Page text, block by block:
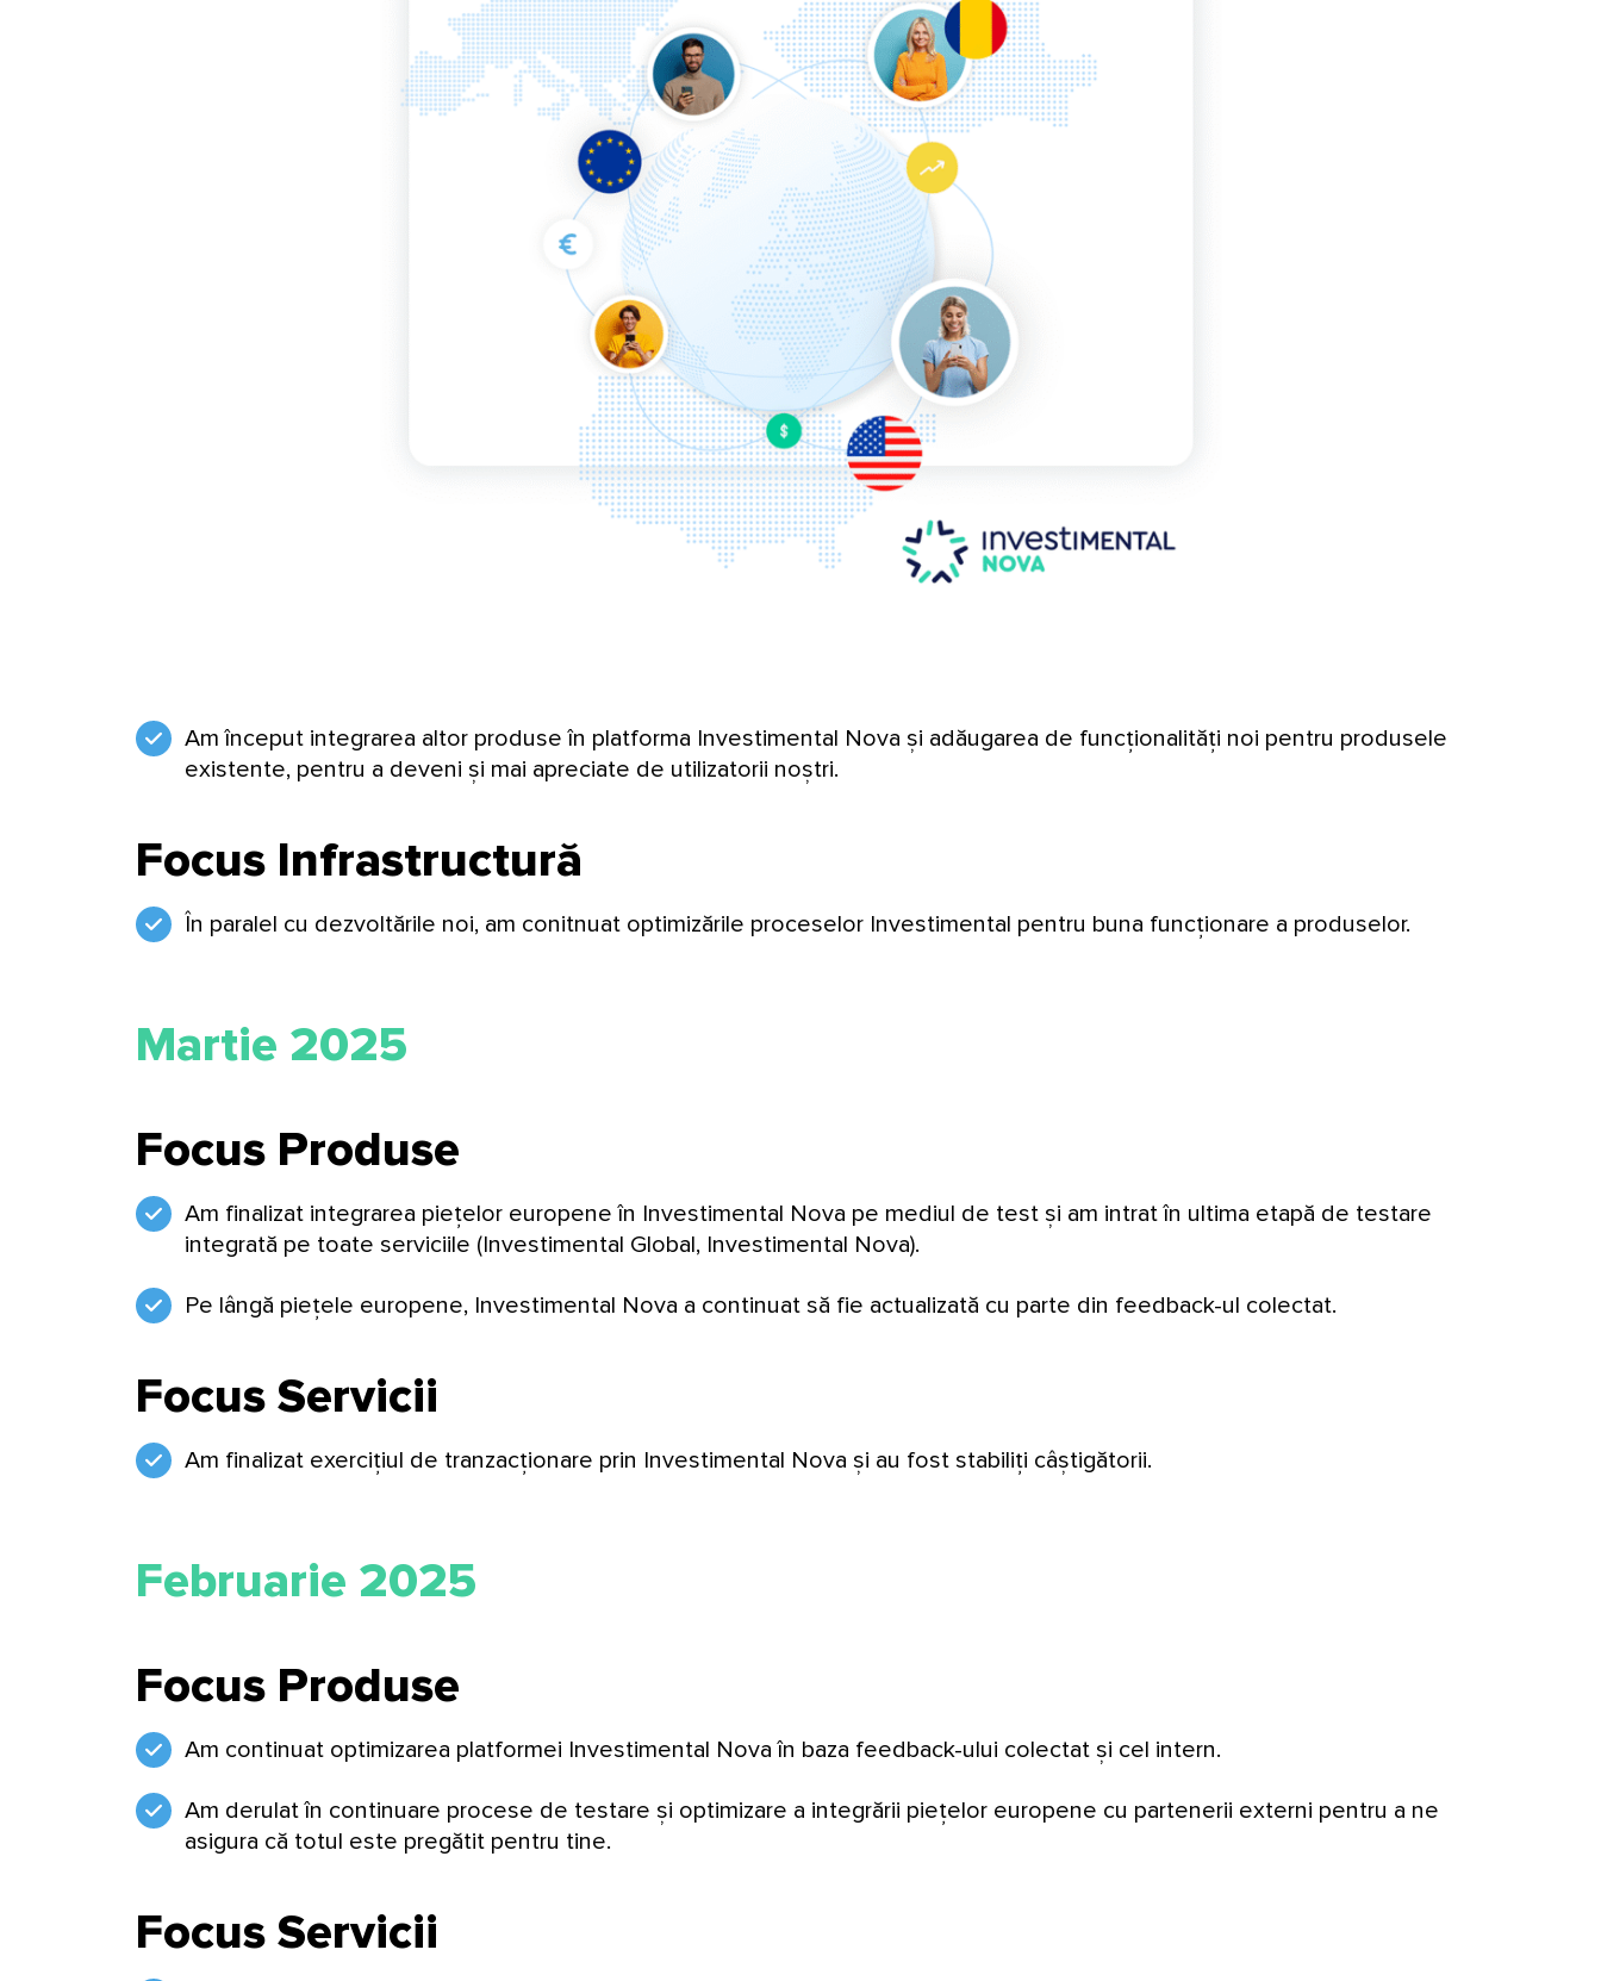
Am început integrarea altor produse în platforma Investimental Nova și adăugarea de funcționalități noi pentru produsele
existente, pentru a deveni și mai apreciate de utilizatorii noștri.
Focus Infrastructură
În paralel cu dezvoltările noi, am conitnuat optimizările proceselor Investimental pentru buna funcționare a produselor.
Martie 2025
Focus Produse
Am finalizat integrarea piețelor europene în Investimental Nova pe mediul de test și am intrat în ultima etapă de testare
integrată pe toate serviciile (Investimental Global, Investimental Nova).
Pe lângă piețele europene, Investimental Nova a continuat să fie actualizată cu parte din feedback-ul colectat.
Focus Servicii
Am finalizat exercițiul de tranzacționare prin Investimental Nova și au fost stabiliți câștigătorii.
Februarie 2025
Focus Produse
Am continuat optimizarea platformei Investimental Nova în baza feedback-ului colectat și cel intern.
Am derulat în continuare procese de testare și optimizare a integrării piețelor europene cu partenerii externi pentru a ne
asigura că totul este pregătit pentru tine.
Focus Servicii